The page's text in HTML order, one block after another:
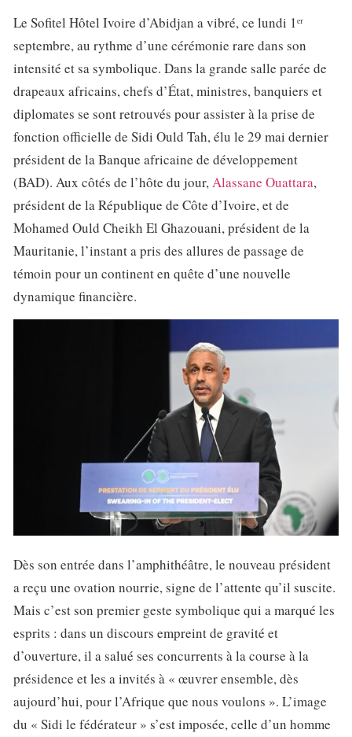
Le Sofitel Hôtel Ivoire d’Abidjan a vibré, ce lundi 1ᵉʳ
septembre, au rythme d’une cérémonie rare dans son
intensité et sa symbolique. Dans la grande salle parée de
drapeaux africains, chefs d’État, ministres, banquiers et
diplomates se sont retrouvés pour assister à la prise de
fonction officielle de Sidi Ould Tah, élu le 29 mai dernier
président de la Banque africaine de développement
(BAD). Aux côtés de l’hôte du jour,Alassane Ouattara,
président de la République de Côte d’Ivoire, et de
Mohamed Ould Cheikh El Ghazouani, président de la
Mauritanie, l’instant a pris des allures de passage de
témoin pour un continent en quête d’une nouvelle
dynamique financière.
Dès son entrée dans l’amphithéâtre, le nouveau président
a reçu une ovation nourrie, signe de l’attente qu’il suscite.
Mais c’est son premier geste symbolique qui a marqué les
esprits : dans un discours empreint de gravité et
d’ouverture, il a salué ses concurrents à la course à la
présidence et les a invités à « œuvrer ensemble, dès
aujourd’hui, pour l’Afrique que nous voulons ». L’image
du « Sidi le fédérateur » s’est imposée, celle d’un homme